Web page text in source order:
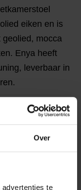
Over
te
eiken en is
mocca
Enya heeft
leverbaar in